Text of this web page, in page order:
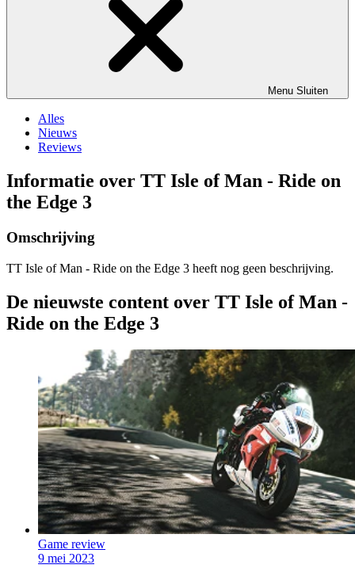
Menu Sluiten
Alles
Nieuws
Reviews
Informatie over TT Isle of Man - Ride on
the Edge 3
Omschrijving
TT Isle of Man - Ride on the Edge 3 heeft nog geen beschrijving.
De nieuwste content over TT Isle of Man -
Ride on the Edge 3
Game review
9 mei 2023